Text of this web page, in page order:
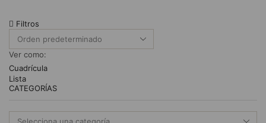
Filtros
Ver como:
Cuadrícula
Lista
CATEGORÍAS